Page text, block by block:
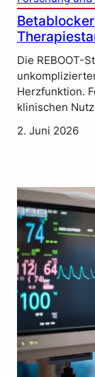
Die REBOOT-
Herzfunktion.
klinischen
2. Juni 2026